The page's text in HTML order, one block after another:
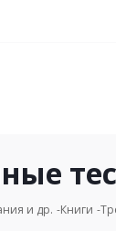
и др. Книги